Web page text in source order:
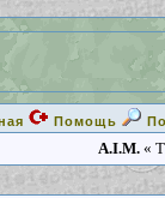
Помощь
A.I.M. «